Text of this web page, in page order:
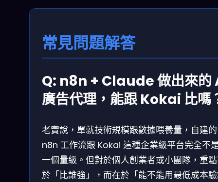
常見問題解答
Q: n8n + Claude 做出來的
廣告代理，能跟 Kokai 比嗎
老實說，單就技術規模跟數據喂養量，自建的
n8n 工作流跟 Kokai 這種企業級平台完全不
一個量級。但對於個人創業者或小團隊，重
於「比誰強」，而在於「能不能用最低成本